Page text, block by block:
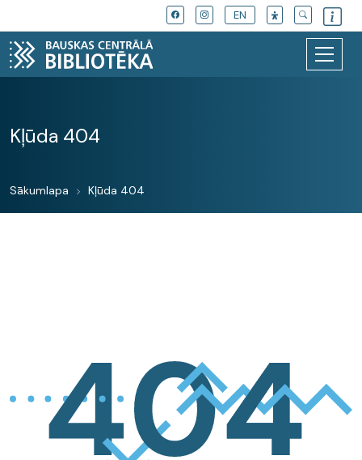
EN
Kļūda 404
Sākumlapa Kļūda 404